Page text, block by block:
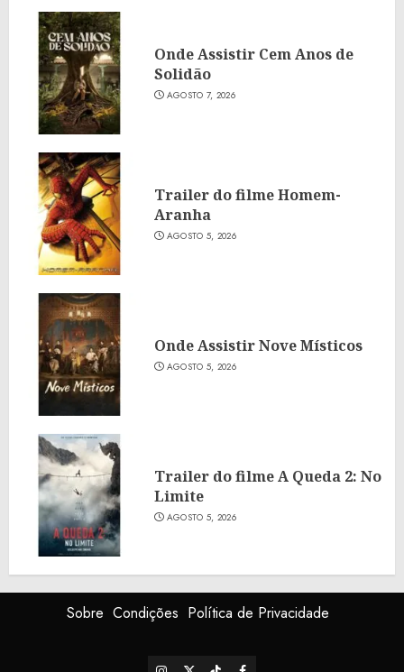
Onde Assistir Cem Anos de
Solidão
AGOSTO 7, 2026
Trailer do filme Homem-
Aranha
AGOSTO 5, 2026
Onde Assistir Nove Místicos
AGOSTO 5, 2026
Trailer do filme A Queda 2: No
Limite
AGOSTO 5, 2026
Sobre Condições Política de Privacidade
Instagram
X TikTokFacebook